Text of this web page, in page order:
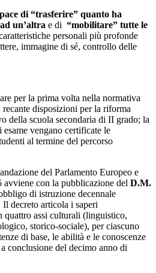
di “trasferire” quanto ha
un’altra e di “mobilitare” tutte le
personali più profonde
immagine di sé, controllo delle
per la prima volta nella normativa
recante disposizioni per la riforma
della scuola secondaria di II grado; la
vengano certificate le
al termine del percorso
del Parlamento Europeo e
con la pubblicazione del D.M.
di istruzione decennale
decreto articola i saperi
quattro assi culturali (linguistico,
storico-sociale), per ciascuno
di base, le abilità e le conoscenze
conclusione del decimo anno di